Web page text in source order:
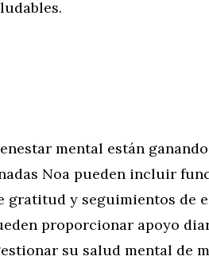
mental están ganando
Noa pueden incluir
gratitud y seguimientos de
proporcionar apoyo
su salud mental de